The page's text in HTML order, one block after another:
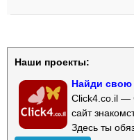
Наши проекты:
Найди свою
Click4.co.il —
сайт
Здесь ты